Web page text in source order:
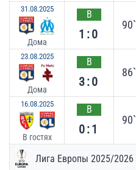
31.08.2025
Дома
В
1:0
90`
23.08.2025
Дома
В
3:0
86`
16.08.2025
В гостях
В
0:1
90`
Лига Европы 2025/2026